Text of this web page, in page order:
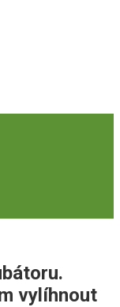
vylíhnout